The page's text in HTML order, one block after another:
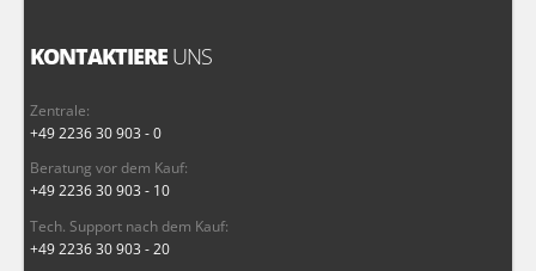
KONTAKTIERE UNS
Zentrale:
+49 2236 30 903 - 0
Beratung vor dem Kauf:
+49 2236 30 903 - 10
Tech. Support nach dem Kauf:
+49 2236 30 903 - 20